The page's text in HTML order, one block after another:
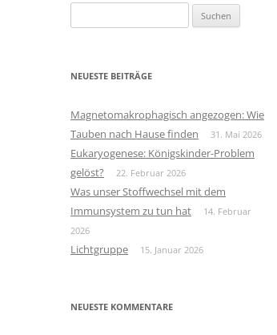
nach:
NEUESTE BEITRÄGE
Magnetomakrophagisch angezogen: Wie
Tauben nach Hause finden
31. Mai 2026
Eukaryogenese: Königskinder-Problem
gelöst?
22. Februar 2026
Was unser Stoffwechsel mit dem
Immunsystem zu tun hat
14. Februar
2026
Lichtgruppe 15. Januar 2026
NEUESTE KOMMENTARE